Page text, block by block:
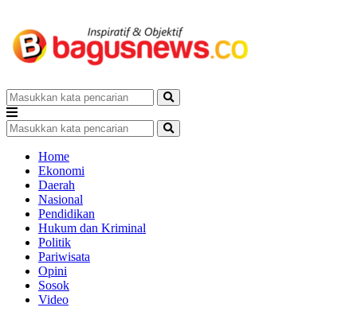
Home
Ekonomi
Daerah
Nasional
Pendidikan
Hukum dan Kriminal
Politik
Pariwisata
Opini
Sosok
Video